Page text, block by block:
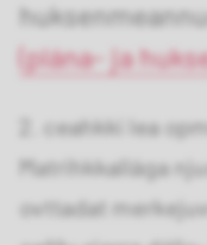
(plána- ja
2. ceahkki lea
Matrihkkallága
ovttadat